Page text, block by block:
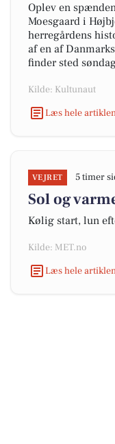
Oplev en
Moesgaard i
herregårdens
af en af
finder sted
Kilde: Kultunaut
Læs hele
VEJRET 5 timer
Sol og
Kølig start, lun
Kilde: MET.no
Læs hele